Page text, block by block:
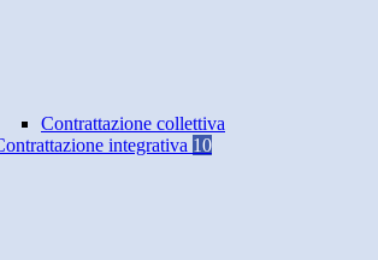
Contrattazione collettiva
integrativa 10